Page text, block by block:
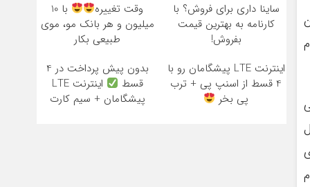
ساینا داری برای فروش؟ با
کارنامه به بهترین قیمت
بفروش!
وقت تغییره
با 10
میلیون و هر بانک مو، موی
طبیعی بکار
اینترنت LTE پیشگامان رو با
4 قسط از اسنپ پی + ترب
پی بخر
بدون پیش پرداخت در 4
قسط
اینترنت LTE
پیشگامان + سیم کارت